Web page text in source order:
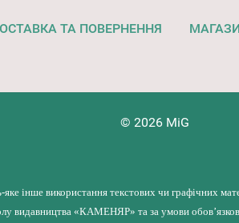
ТА ПОВЕРНЕННЯ
© 2026 MiG
інше використання текстових чи графічних
видавництва «КАМЕНЯР» та за умови